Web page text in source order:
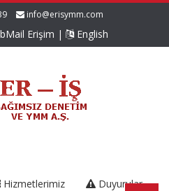
info@erisymm.com
Erişim | English
Hizmetlerimiz Duyurular